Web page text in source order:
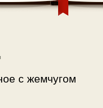
с жемчугом